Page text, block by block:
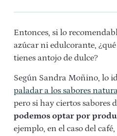
Entonces, si lo
azúcar ni edulcorante,
tienes antojo de dulce?
Según Sandra Moñino, lo
paladar a los sabores
pero si hay ciertos sabores
podemos optar por
ejemplo, en el caso del